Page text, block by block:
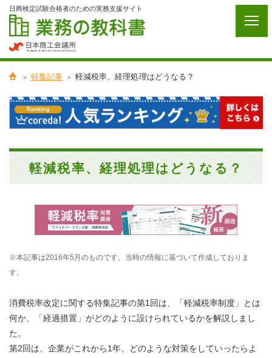
日商検定試験合格者のための実務支援サイト
特集記事 軽減税率、経理処理はどうなる？
軽減税率、経理処理はどうなる？
※本記事は2016年5月のものです。当時の情報に基づいて作成しておりま
す。
消費税率改定に関する特集記事の第1回は、「軽減税率制度」とは
何か、「経過措置」がどのように設けられているかを解説しまし
た。
第2回は、企業がこれから1年、どのような対策をしていったらよ